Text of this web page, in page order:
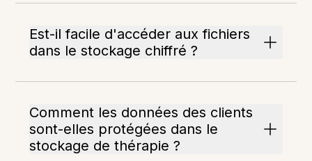
Est-il facile d'accéder aux fichiers
dans le stockage chiffré ?
Comment les données des clients
sont-elles protégées dans le
stockage de thérapie ?